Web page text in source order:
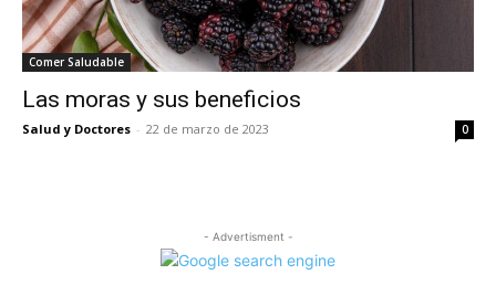
Comer Saludable
Las moras y sus beneficios
Salud y Doctores - 22 de marzo de 2023 0
- Advertisment -